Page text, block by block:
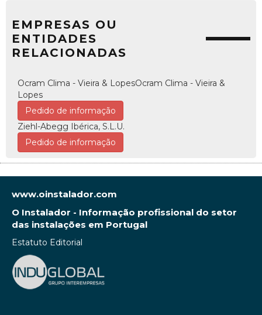
EMPRESAS OU
ENTIDADES
RELACIONADAS
Ocram Clima - Vieira & LopesOcram Clima - Vieira &
Lopes
Pedido de informação
Ziehl-Abegg Ibérica, S.L.U.
Pedido de informação
www.oinstalador.com
O Instalador - Informação profissional do setor
das instalações em Portugal
Estatuto Editorial